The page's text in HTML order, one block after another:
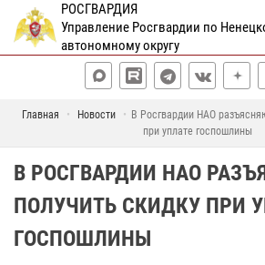
РОСГВАРДИЯ
Управление Росгвардии по
автономному округу
Главная Новости
В Росгвардии НАО
при уплате госпошлины
В РОСГВАРДИИ НАО
ПОЛУЧИТЬ СКИДКУ ПРИ
ГОСПОШЛИНЫ